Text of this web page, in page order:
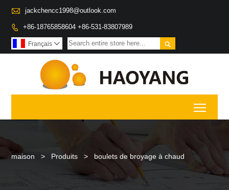
 jackchencc1998@outlook.com
 +86-18765858604 +86-531-83807989

Français 
maison > Produits > boulets de broyage à chaud